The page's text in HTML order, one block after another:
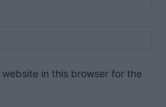
in this browser for the